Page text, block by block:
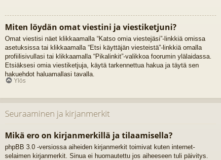
Miten löydän omat viestini ja viestiketjuni?
Omat viestisi näet klikkaamalla “Katso omia viestejäsi”-linkkiä omissa
asetuksissa tai klikkaamalla “Etsi käyttäjän viesteistä”-linkkiä omalla
profiilisivullasi tai klikkaamalla “Pikalinkit”-valikkoa foorumin ylälaidassa.
Etsiäksesi omia viestiketjuja, käytä tarkennettua hakua ja täytä sen
hakuehdot haluamallasi tavalla.
Ylös
Seuraaminen ja kirjanmerkit
Mikä ero on kirjanmerkillä ja tilaamisella?
phpBB 3.0 -versiossa aiheiden kirjanmerkit toimivat kuten internet-
selaimen kirjanmerkit. Sinua ei huomautettu jos aiheeseen tuli päivitys.